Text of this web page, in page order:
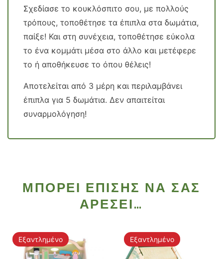
Σχεδίασε το κουκλόσπιτο σου, με πολλούς
τρόπους, τοποθέτησε τα έπιπλα στα δωμάτια,
παίξε! Και στη συνέχεια, τοποθέτησε εύκολα
το ένα κομμάτι μέσα στο άλλο και μετέφερε
το ή αποθήκευσε το όπου θέλεις!
Αποτελείται από 3 μέρη και περιλαμβάνει
έπιπλα για 5 δωμάτια. Δεν απαιτείται
συναρμολόγηση!
ΜΠΟΡΕΊ ΕΠΊΣΗΣ ΝΑ ΣΑΣ
ΑΡΈΣΕΙ…
Εξαντλημένο Εξαντλημένο